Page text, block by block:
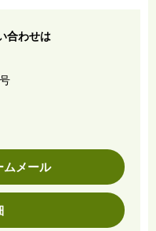
合わせは
ムメール